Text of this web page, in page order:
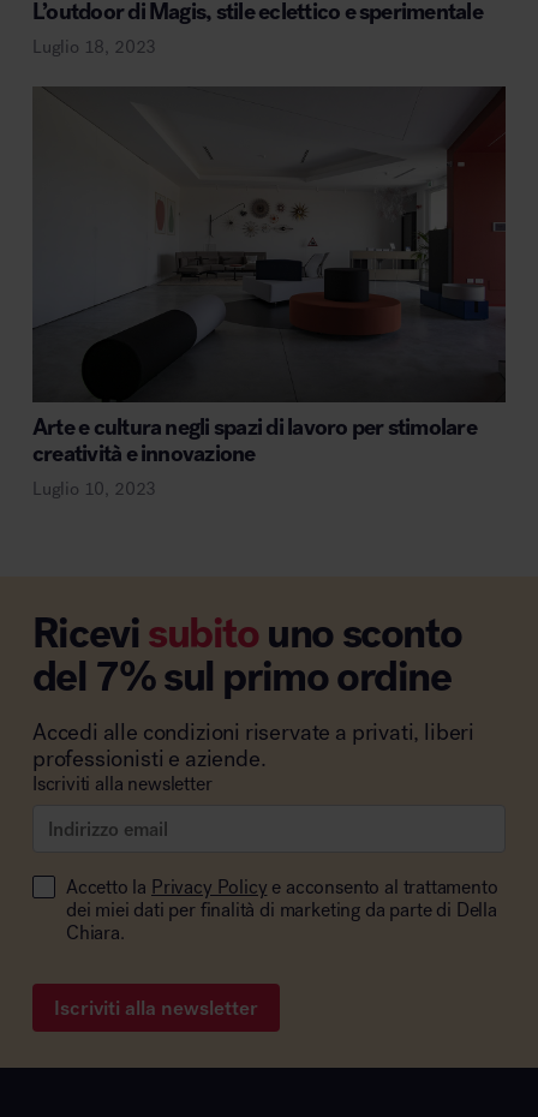
L’outdoor di Magis, stile eclettico e sperimentale
Luglio 18, 2023
Arte e cultura negli spazi di lavoro per stimolare
creatività e innovazione
Luglio 10, 2023
Ricevisubitouno sconto
del 7% sul primo ordine
Accedi alle condizioni riservate a privati, liberi
professionisti e aziende.
Iscriviti alla newsletter
Accetto la Privacy Policy e acconsento al trattamento
dei miei dati per finalità di marketing da parte di Della
Chiara.
Iscriviti alla newsletter